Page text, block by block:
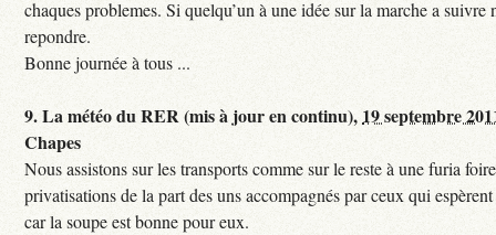
chaques problemes. Si quelqu’un à une idée sur la marche a suivre
repondre.
Bonne journée à tous ...
9.La météo du RER (mis à jour en continu), 19 septembre
Chapes
Nous assistons sur les transports comme sur le reste à une furia
privatisations de la part des uns accompagnés par ceux qui
car la soupe est bonne pour eux.